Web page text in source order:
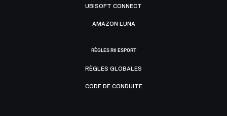
UBISOFT CONNECT
AMAZON LUNA
RÈGLES R6 ESPORT
RÈGLES GLOBALES
CODE DE CONDUITE